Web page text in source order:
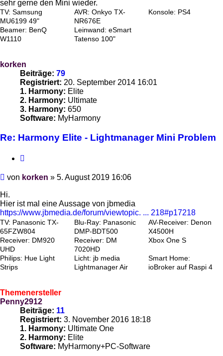
sehr gerne den Mini wieder.
TV: Samsung
MU6199 49"
AVR: Onkyo TX-
NR676E
Konsole: PS4
Beamer: BenQ
W1110
Leinwand: eSmart
Tatenso 100"
korken
Beiträge: 79
Registriert: 20. September 2014 16:01
1. Harmony: Elite
2. Harmony: Ultimate
3. Harmony: 650
Software: MyHarmony
Re: Harmony Elite - Lightmanager Mini Problem
Beitrag
von korken » 5. August 2019 16:06
Hi.
Hier ist mal eine Aussage von jbmedia
https://www.jbmedia.de/forum/viewtopic. ... 218#p17218
TV: Panasonic TX-
65FZW804
Blu-Ray: Panasonic
DMP-BDT500
AV-Receiver: Denon
X4500H
Receiver: DM920
UHD
Receiver: DM
7020HD
Xbox One S
Philips: Hue Light
Strips
Licht: jb media
Lightmanager Air
Smart Home:
ioBroker auf Raspi 4
Themenersteller
Penny2912
Beiträge: 11
Registriert: 3. November 2016 18:18
1. Harmony: Ultimate One
2. Harmony: Elite
Software: MyHarmony+PC-Software